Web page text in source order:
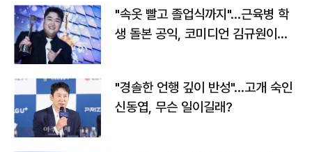
"속옷 빨고 졸업식까지"…근육병 학
생 돌본 공익, 코미디언 김규원이었
"경솔한 언행 깊이 반성"…고개 숙인
신동엽, 무슨 일이길래?